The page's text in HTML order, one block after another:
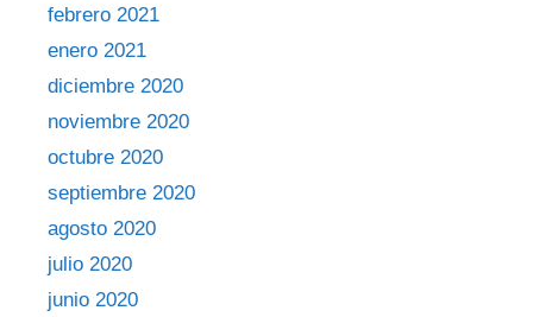
febrero 2021
enero 2021
diciembre 2020
noviembre 2020
octubre 2020
septiembre 2020
agosto 2020
julio 2020
junio 2020